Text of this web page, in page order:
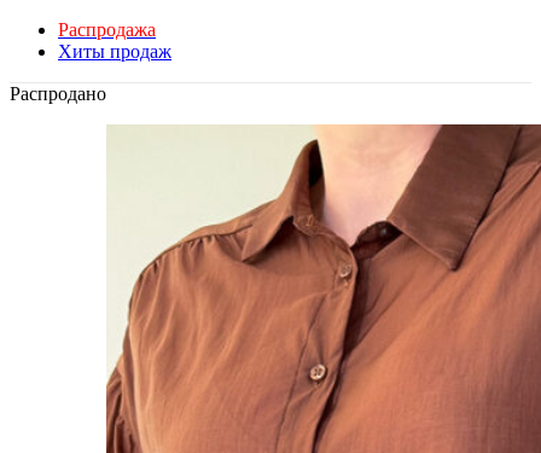
Распродажа
Хиты продаж
Распродано